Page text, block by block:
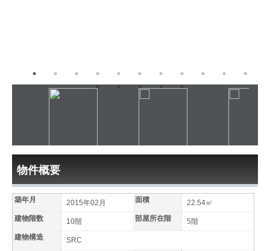
物件概要
築年月 2015年02月 面積
22.54㎡
建物階数
10階 部屋所在階
5階
建物構造
SRC